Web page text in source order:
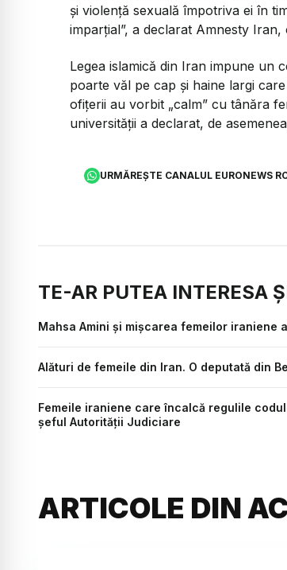
şi violenţă sexuală împotriva ei în
imparţial”, a declarat Amnesty
Legea islamică din Iran impune un
poarte văl pe cap şi haine largi
ofiţerii au vorbit „calm” cu tânăra
universităţii a declarat, de
URMĂREȘTE CANALUL EURONEWS
TE-AR PUTEA INTERESA
Mahsa Amini și mișcarea femeilor iraniene
Alături de femeile din Iran. O deputată din
Femeile iraniene care încalcă regulile
şeful Autorităţii Judiciare
ARTICOLE DIN